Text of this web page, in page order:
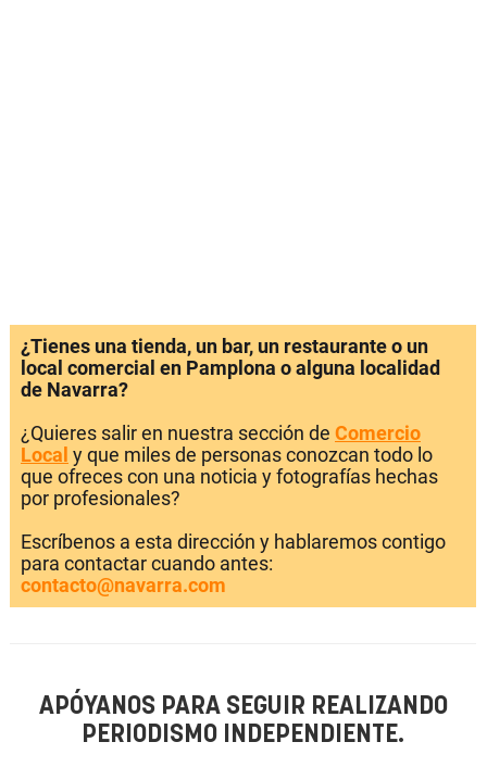
¿Tienes una tienda, un bar, un restaurante o un
local comercial en Pamplona o alguna localidad
de Navarra?
¿Quieres salir en nuestra sección de Comercio
Local y que miles de personas conozcan todo lo
que ofreces con una noticia y fotografías hechas
por profesionales?
Escríbenos a esta dirección y hablaremos contigo
para contactar cuando antes:
contacto@navarra.com
APÓYANOS PARA SEGUIR REALIZANDO
PERIODISMO INDEPENDIENTE.